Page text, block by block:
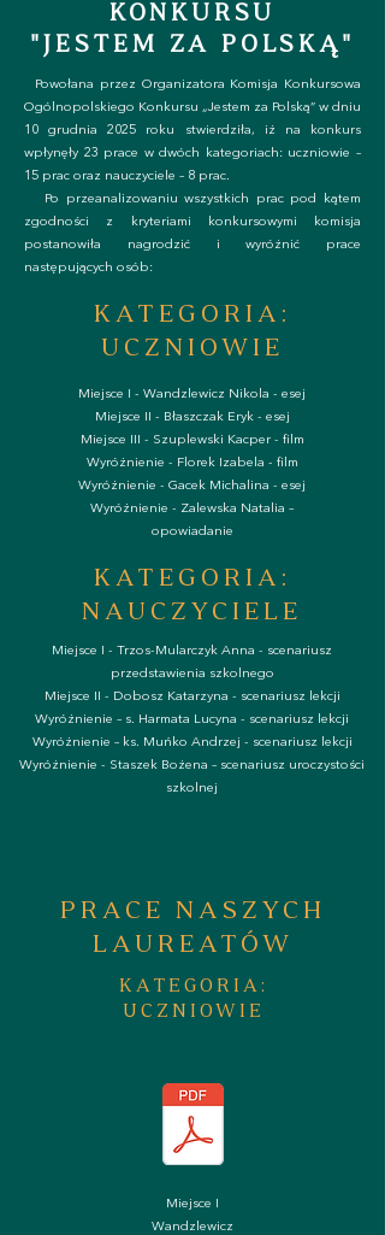
KONKURSU
"JESTEM ZA POLSKĄ"
Powołana przez Organizatora Komisja Konkursowa
Ogólnopolskiego Konkursu „Jestem za Polską” w dniu
10 grudnia 2025 roku stwierdziła, iż na konkurs
wpłynęły 23 prace w dwóch kategoriach: uczniowie –
15 prac oraz nauczyciele – 8 prac.
Po przeanalizowaniu wszystkich prac pod kątem
zgodności z kryteriami konkursowymi komisja
postanowiła nagrodzić i wyróżnić prace
następujących osób:
KATEGORIA:
UCZNIOWIE
Miejsce I - Wandzlewicz Nikola - esej
Miejsce II - Błaszczak Eryk - esej
Miejsce III - Szuplewski Kacper - film​​
Wyróżnienie - Florek Izabela - film
Wyróżnienie - Gacek Michalina - esej
Wyróżnienie - Zalewska Natalia –
opowiadanie
KATEGORIA:
NAUCZYCIELE
Miejsce I - Trzos-Mularczyk Anna - scenariusz
przedstawienia szkolnego
Miejsce II - Dobosz Katarzyna - scenariusz lekcji
Wyróżnienie – s. Harmata Lucyna - scenariusz lekcji
Wyróżnienie – ks. Muńko Andrzej - scenariusz lekcji
Wyróżnienie - Staszek Bożena – scenariusz uroczystości
szkolnej
PRACE NASZYCH
LAUREATÓW
KATEGORIA:
UCZNIOWIE
Miejsce I
Wandzlewicz